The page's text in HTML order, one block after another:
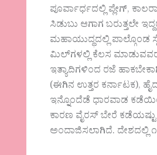
ಪೂರ್ವಾರ್ಧದಲ್ಲಿ ಪ್ಲೇಗ್,
ಸಿಡುಬು ಆಗಾಗ ಬರುತ್ತಲೇ
ಮಹಾಯುದ್ಧದಲ್ಲಿ
ಮಿಲ್‌ಗಳಲ್ಲಿ ಕೆಲಸ ಮಾಡುವವರು
ಇತ್ಯಾದಿಗಳಿಂದ ರಜೆ
(ಈಗಿನ ಉತ್ತರ ಕರ್ನಾಟಕ),
ಇನ್ನೊಂದೆಡೆ ಧಾರವಾಡ
ಕಾರಣ ವೈರಸ್ ಬೇರೆ
ಅಂದಾಜಿಸಲಾಗಿದೆ. ದೇಶದಲ್ಲಿ